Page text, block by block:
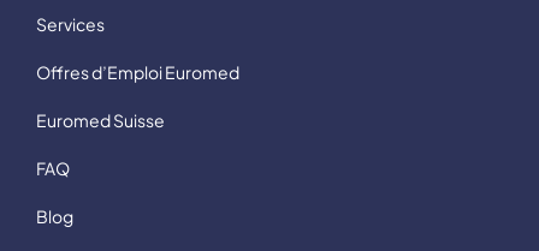
Services
Offres d’Emploi Euromed
Euromed Suisse
FAQ
Blog